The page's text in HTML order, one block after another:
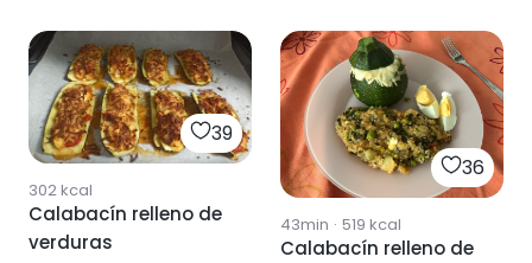
39
302kcal
Calabacín relleno de
verduras
36
43min · 519 kcal
Calabacín relleno de